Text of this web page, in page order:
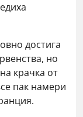
достига
но
крачка от
пак намери